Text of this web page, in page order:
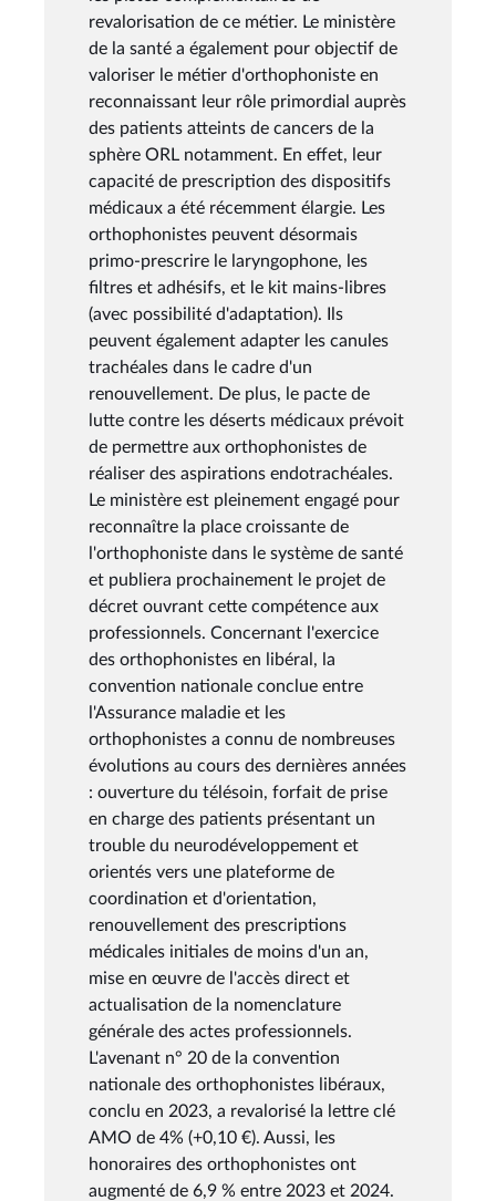
revalorisation de ce métier. Le ministère
de la santé a également pour objectif de
valoriser le métier d'orthophoniste en
reconnaissant leur rôle primordial auprès
des patients atteints de cancers de la
sphère ORL notamment. En effet, leur
capacité de prescription des dispositifs
médicaux a été récemment élargie. Les
orthophonistes peuvent désormais
primo-prescrire le laryngophone, les
filtres et adhésifs, et le kit mains-libres
(avec possibilité d'adaptation). Ils
peuvent également adapter les canules
trachéales dans le cadre d'un
renouvellement. De plus, le pacte de
lutte contre les déserts médicaux prévoit
de permettre aux orthophonistes de
réaliser des aspirations endotrachéales.
Le ministère est pleinement engagé pour
reconnaître la place croissante de
l'orthophoniste dans le système de santé
et publiera prochainement le projet de
décret ouvrant cette compétence aux
professionnels. Concernant l'exercice
des orthophonistes en libéral, la
convention nationale conclue entre
l'Assurance maladie et les
orthophonistes a connu de nombreuses
évolutions au cours des dernières années
: ouverture du télésoin, forfait de prise
en charge des patients présentant un
trouble du neurodéveloppement et
orientés vers une plateforme de
coordination et d'orientation,
renouvellement des prescriptions
médicales initiales de moins d'un an,
mise en œuvre de l'accès direct et
actualisation de la nomenclature
générale des actes professionnels.
L'avenant n° 20 de la convention
nationale des orthophonistes libéraux,
conclu en 2023, a revalorisé la lettre clé
AMO de 4% (+0,10 €). Aussi, les
honoraires des orthophonistes ont
augmenté de 6,9 % entre 2023 et 2024.